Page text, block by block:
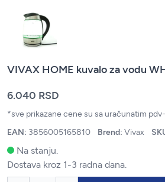
VIVAX HOME kuvalo za vodu
6.040 RSD
*sve prikazane cene su sa uračunatim
EAN: 3856005165810 Brend: Vivax
Na stanju.
Dostava kroz 1-3 radna dana.